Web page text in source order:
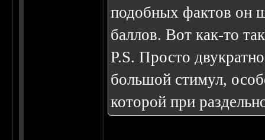
подобных фактов он
баллов. Вот как-то
P.S. Просто
большой стимул,
которой при